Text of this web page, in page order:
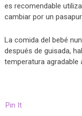
es recomendable
cambiar por un
La comida del bebé
después de guisada,
temperatura agradable
Pin It